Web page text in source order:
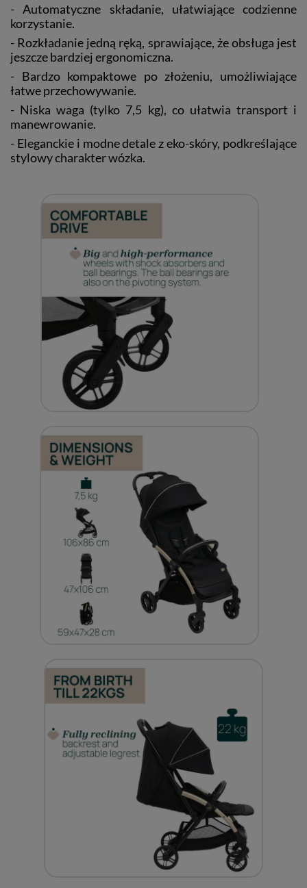
- Automatyczne składanie, ułatwiające codzienne
korzystanie.
- Rozkładanie jedną ręką, sprawiające, że obsługa jest
jeszcze bardziej ergonomiczna.
- Bardzo kompaktowe po złożeniu, umożliwiające
łatwe przechowywanie.
- Niska waga (tylko 7,5 kg), co ułatwia transport i
manewrowanie.
- Eleganckie i modne detale z eko-skóry, podkreślające
stylowy charakter wózka.